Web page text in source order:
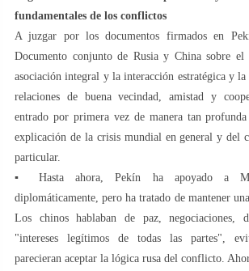
fundamentales de los conflictos
A juzgar por los documentos firmados en
Documento conjunto de Rusia y China sobre
asociación integral y la interacción estratégica y
relaciones de buena vecindad, amistad y
entrado por primera vez de manera tan
explicación de la crisis mundial en general y del
particular.
▪️ Hasta ahora, Pekín ha apoyado a
diplomáticamente, pero ha tratado de mantener
Los chinos hablaban de paz, negociaciones,
"intereses legítimos de todas las partes",
parecieran aceptar la lógica rusa del conflicto.